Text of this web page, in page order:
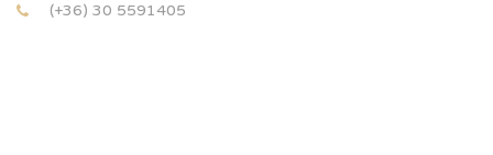
(+36) 30 5591405